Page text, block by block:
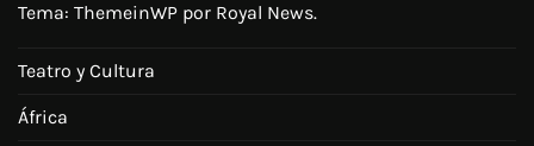
Tema: ThemeinWP por Royal News.
Teatro y Cultura
África